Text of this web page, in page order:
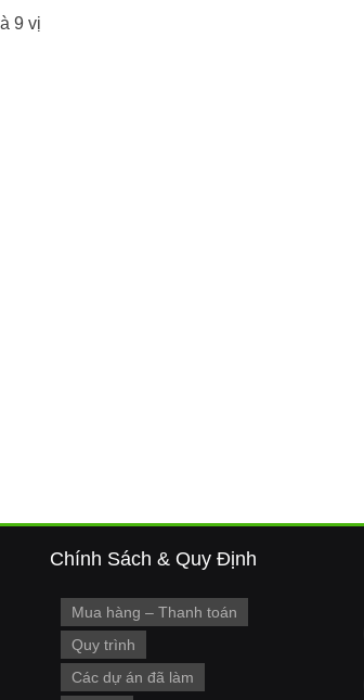
9 vị
Chính Sách & Quy Định
Mua hàng – Thanh toán
Quy trình
Các dự án đã làm